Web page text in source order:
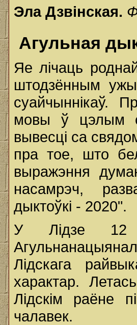
Эла Дзвінская.
Агульная
Яе лічаць
штодзённым
суайчыннікаў.
мовы ў цэлым
вывесці са
пра тое, што
выражэння
насамрэч,
дыктоўкі - 2020".
У Лідзе 12
Лідскага
характар.
Лідскім раёне
чалавек.